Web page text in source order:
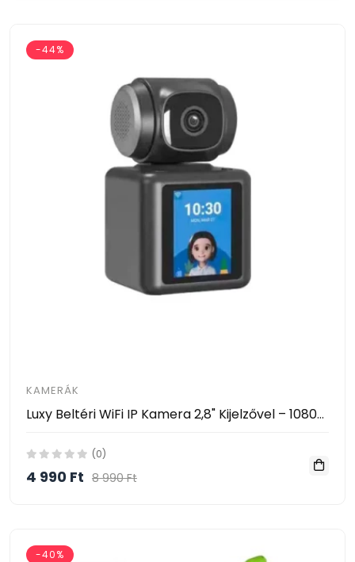
-44%
KAMERÁK
Luxy Beltéri WiFi IP Kamera 2,8" Kijelzővel – 1080P, AI Mozgásérzékelés, 360° Forgatható- Video Calling Smart Camera
(0)
4 990 Ft 8 990 Ft
-40%